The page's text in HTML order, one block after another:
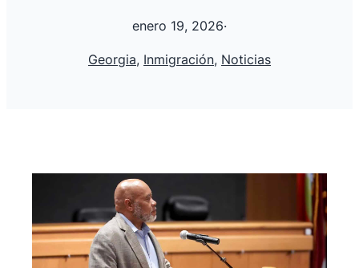
enero 19, 2026·
Georgia, Inmigración, Noticias